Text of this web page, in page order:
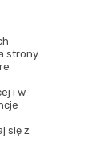
strony
i w
się z